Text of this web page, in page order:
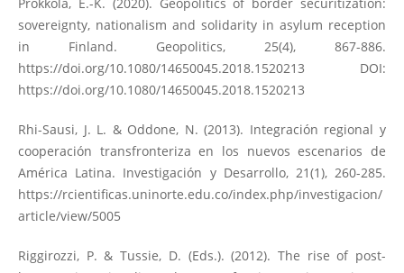
Prokkola, E.-K. (2020). Geopolitics of border securitization:
sovereignty, nationalism and solidarity in asylum reception
in Finland. Geopolitics, 25(4), 867-886.
https://doi.org/10.1080/14650045.2018.1520213 DOI:
https://doi.org/10.1080/14650045.2018.1520213
Rhi-Sausi, J. L. & Oddone, N. (2013). Integración regional y
cooperación transfronteriza en los nuevos escenarios de
América Latina. Investigación y Desarrollo, 21(1), 260-285.
https://rcientificas.uninorte.edu.co/index.php/investigacion/
article/view/5005
Riggirozzi, P. & Tussie, D. (Eds.). (2012). The rise of post-